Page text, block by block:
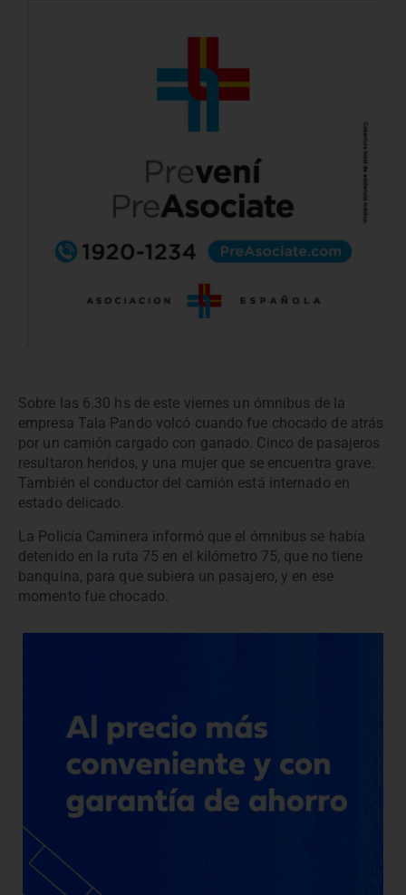
Sobre las 6.30 hs de este viernes un ómnibus de la
empresa Tala Pando volcó cuando fue chocado de atrás
por un camión cargado con ganado. Cinco de pasajeros
resultaron heridos, y una mujer que se encuentra grave.
También el conductor del camión está internado en
estado delicado.
La Policía Caminera informó que el ómnibus se había
detenido en la ruta 75 en el kilómetro 75, que no tiene
banquina, para que subiera un pasajero, y en ese
momento fue chocado.